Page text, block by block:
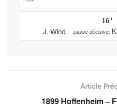
16'
J. Wind
passe décisive:
Article
1899 Hoffenheim –